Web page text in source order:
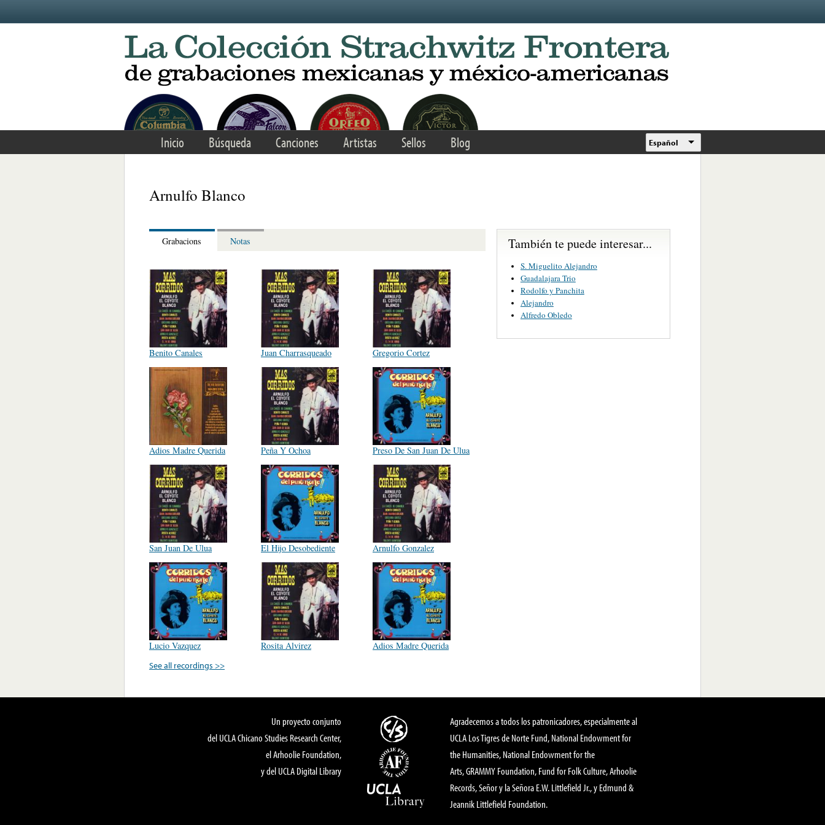
Inicio Búsqueda Canciones Artistas Sellos Blog Español
Arnulfo Blanco
Grabacions Notas
Benito Canales Juan Charrasqueado Gregorio Cortez
Adios Madre Querida Peña Y Ochoa Preso De San Juan De Ulua
San Juan De Ulua El Hijo Desobediente Arnulfo Gonzalez
Lucio Vazquez Rosita Alvirez
Adios Madre Querida
See all recordings >>
También te puede interesar...
S. Miguelito Alejandro
Guadalajara Trio
Rodolfo y Panchita
Alejandro
Alfredo Obledo
Un proyecto conjunto
del UCLA Chicano Studies Research Center,
el Arhoolie Foundation,
y del UCLA Digital Library
Agradecemos a todos los patronicadores, especialmente al
UCLA Los Tigres de Norte Fund, National Endowment for
the Humanities, National Endowment for the
Arts, GRAMMY Foundation, Fund for Folk Culture, Arhoolie
Records, Señor y la Señora E.W. Littlefield Jr., y Edmund &
Jeannik Littlefield Foundation.